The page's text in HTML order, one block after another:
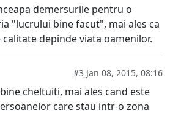
demersurile pentru o
"lucrului bine facut", mai ales ca
depinde viata oamenilor.
#3 Jan 08, 2015, 08:16
cheltuiti, mai ales cand este
care stau intr-o zona